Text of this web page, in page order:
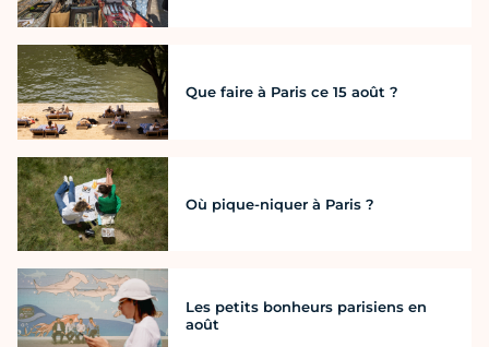
Que faire à Paris ce 15 août ?
Où pique-niquer à Paris ?
Les petits bonheurs parisiens en
août